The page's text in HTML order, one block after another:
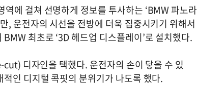
에 걸쳐 선명하게 정보를 투사하는 ‘BMW 파노라
, 운전자의 시선을 전방에 더욱 집중시키기 위해서
최초로 ‘3D 헤드업 디스플레이’로 설치했다.
디자인을 택했다. 운전자의 손이 닿을 수 있
인 디지털 콕핏의 분위기가 나도록 했다.